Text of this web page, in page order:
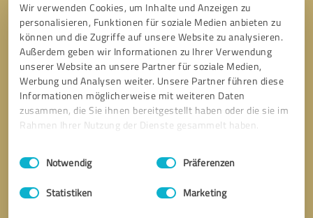
Wir verwenden Cookies, um Inhalte und Anzeigen zu
personalisieren, Funktionen für soziale Medien anbieten zu
können und die Zugriffe auf unsere Website zu analysieren.
Außerdem geben wir Informationen zu Ihrer Verwendung
unserer Website an unsere Partner für soziale Medien,
Werbung und Analysen weiter. Unsere Partner führen diese
Informationen möglicherweise mit weiteren Daten
zusammen, die Sie ihnen bereitgestellt haben oder die sie im
Rahmen Ihrer Nutzung der Dienste gesammelt haben.
Impressum Datenschutzbestimmungen
Einwilligungsauswahl
Notwendig Präferenzen
Statistiken Marketing